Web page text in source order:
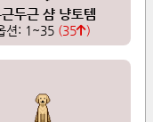
두근 샴 냥토템
션: 1~35 (35 )